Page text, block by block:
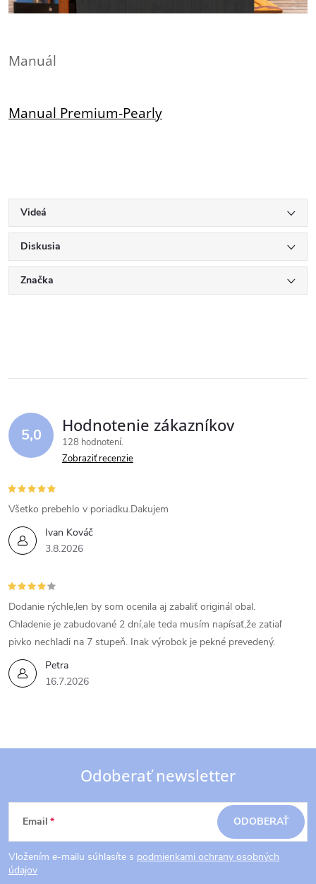
Manuál
Manual Premium-Pearly
Videá
Diskusia
Značka
5,0 Hodnotenie zákazníkov
128 hodnotení
Zobraziť recenzie
Ivan Kováč
3.8.2026
Všetko prebehlo v poriadku.Dakujem
Petra
16.7.2026
Dodanie rýchle,len by som ocenila aj zabaliť originál obal.
Chladenie je zabudované 2 dní,ale teda musím napísať,že zatiaľ
pivko nechladi na 7 stupeň. Inak výrobok je pekné prevedený.
Z
á
Odoberať newsletter
Email
Vložením e-mailu súhlasíte s podmienkami ochrany osobných
údajov
ODOBERAŤ